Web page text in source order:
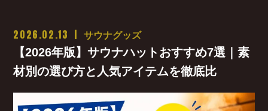
2026.02.13 サウナグッズ
【2026年版】サウナハットおすすめ7選｜素
材別の選び方と人気アイテムを徹底比